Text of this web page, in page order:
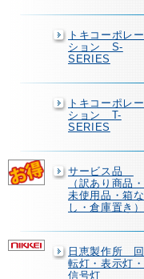
トキコーポレー
ション S-
SERIES
トキコーポレー
ション T-
SERIES
サービス品
（訳あり商品・
未使用品・箱な
し・倉庫置き）
日恵製作所 回
転灯・表示灯・
信号灯